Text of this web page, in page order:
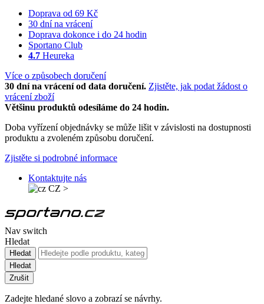
Doprava od 69 Kč
30 dní na vrácení
Doprava dokonce i do 24 hodin
Sportano Club
4.7 Heureka
Více o způsobech doručení
30 dní na vrácení od data doručení. Zjistěte, jak podat žádost o
vrácení zboží
Většinu produktů odesíláme do 24 hodin.
Doba vyřízení objednávky se může lišit v závislosti na dostupnosti
produktu a zvoleném způsobu doručení.
Zjistěte si podrobné informace
Kontaktujte nás
CZ >
Nav switch
Hledat
Hledat
Hledat
Zrušit
Zadejte hledané slovo a zobrazí se návrhy.